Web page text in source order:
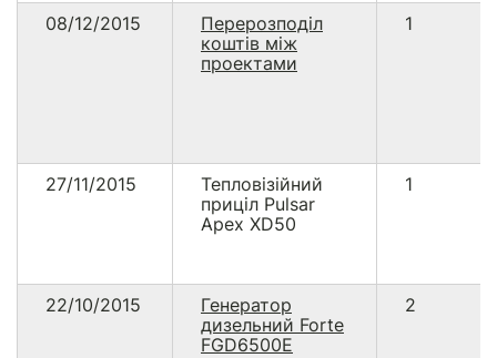
08/12/2015
Перерозподіл
коштів між
проектами
1
27/11/2015
Тепловізійний
приціл Pulsar
Apex XD50
1
22/10/2015
Генератор
дизельний Forte
FGD6500E
2